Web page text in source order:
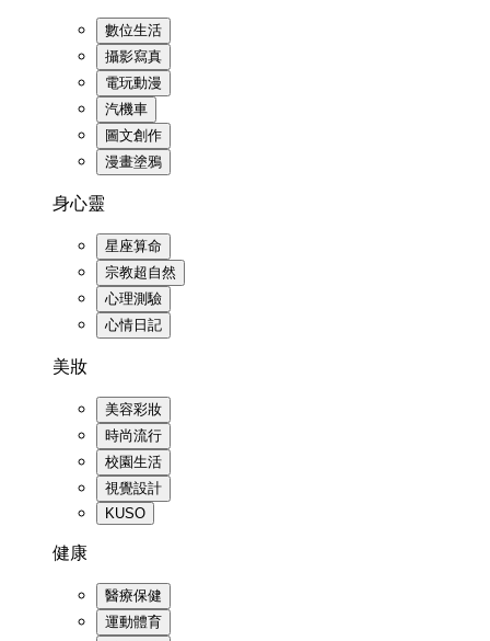
數位生活
攝影寫真
電玩動漫
汽機車
圖文創作
漫畫塗鴉
身心靈
星座算命
宗教超自然
心理測驗
心情日記
美妝
美容彩妝
時尚流行
校園生活
視覺設計
KUSO
健康
醫療保健
運動體育